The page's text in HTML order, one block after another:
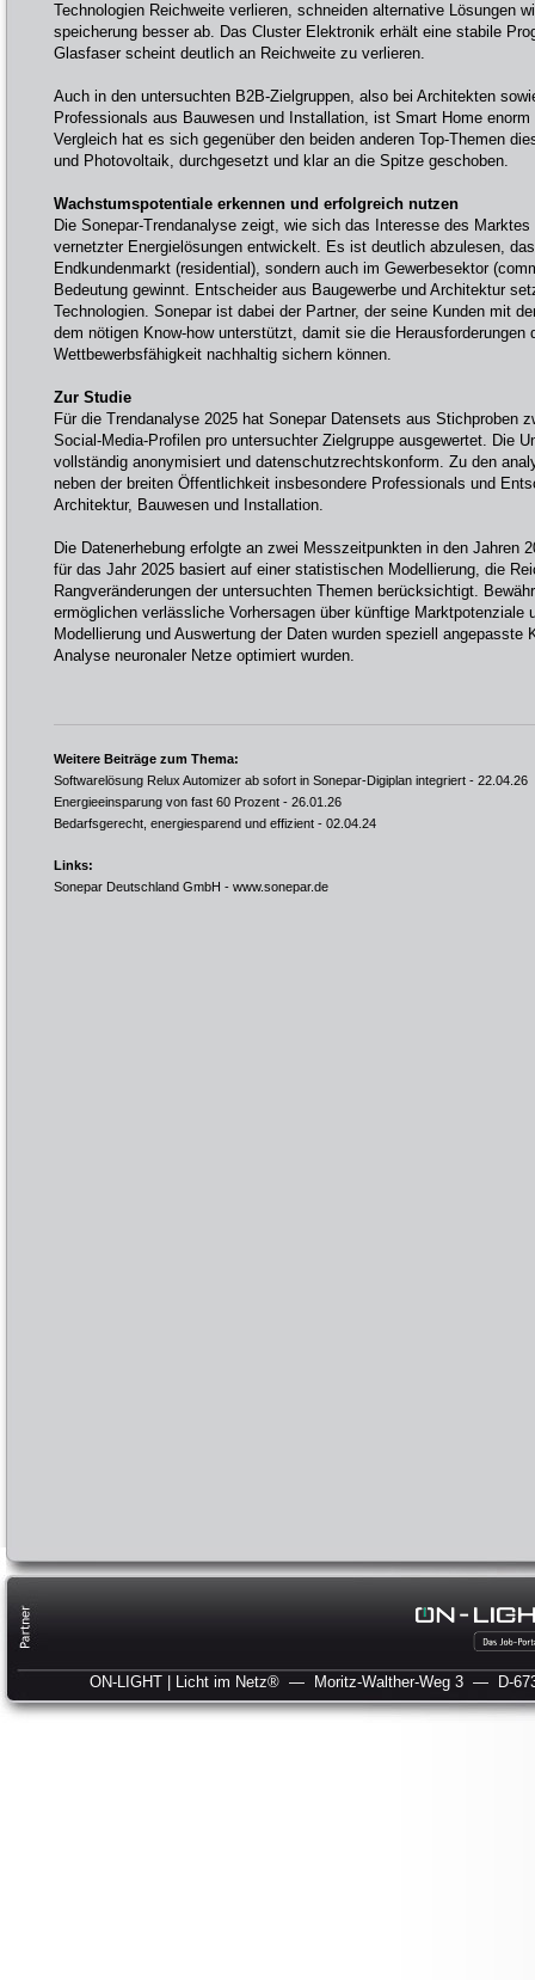
Technologien Reichweite verlieren, schneiden alternative Lösungen
speicherung besser ab. Das Cluster Elektronik erhält eine stabile
Glasfaser scheint deutlich an Reichweite zu verlieren.
Auch in den untersuchten B2B-Zielgruppen, also bei Architekten
Professionals aus Bauwesen und Installation, ist Smart Home
Vergleich hat es sich gegenüber den beiden anderen Top-Themen
und Photovoltaik, durchgesetzt und klar an die Spitze geschoben.
Wachstumspotentiale erkennen und erfolgreich nutzen
Die Sonepar-Trendanalyse zeigt, wie sich das Interesse des
vernetzter Energielösungen entwickelt. Es ist deutlich abzulesen,
Endkundenmarkt (residential), sondern auch im Gewerbesektor
Bedeutung gewinnt. Entscheider aus Baugewerbe und Architektur
Technologien. Sonepar ist dabei der Partner, der seine Kunden mit
dem nötigen Know-how unterstützt, damit sie die Herausforderungen
Wettbewerbsfähigkeit nachhaltig sichern können.
Zur Studie
Für die Trendanalyse 2025 hat Sonepar Datensets aus Stichproben
Social-Media-Profilen pro untersuchter Zielgruppe ausgewertet. Die
vollständig anonymisiert und datenschutzrechtskonform. Zu den
neben der breiten Öffentlichkeit insbesondere Professionals und
Architektur, Bauwesen und Installation.
Die Datenerhebung erfolgte an zwei Messzeitpunkten in den Jahren
für das Jahr 2025 basiert auf einer statistischen Modellierung, die
Rangveränderungen der untersuchten Themen berücksichtigt.
ermöglichen verlässliche Vorhersagen über künftige Marktpotenziale
Modellierung und Auswertung der Daten wurden speziell angepasste
Analyse neuronaler Netze optimiert wurden.
Weitere Beiträge zum Thema:
Softwarelösung Relux Automizer ab sofort in Sonepar-Digiplan integriert - 22.04.26
Energieeinsparung von fast 60 Prozent - 26.01.26
Bedarfsgerecht, energiesparend und effizient - 02.04.24
Links:
Sonepar Deutschland GmbH - www.sonepar.de
ON-LIGHT | Licht im Netz® — Moritz-Walther-Weg 3 — D-